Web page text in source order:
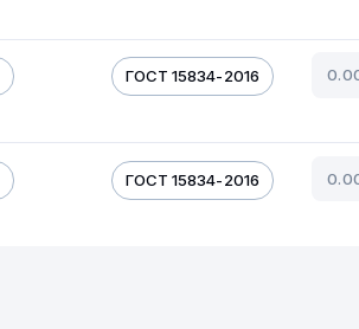
ГОСТ 15834-2016
ГОСТ 15834-2016